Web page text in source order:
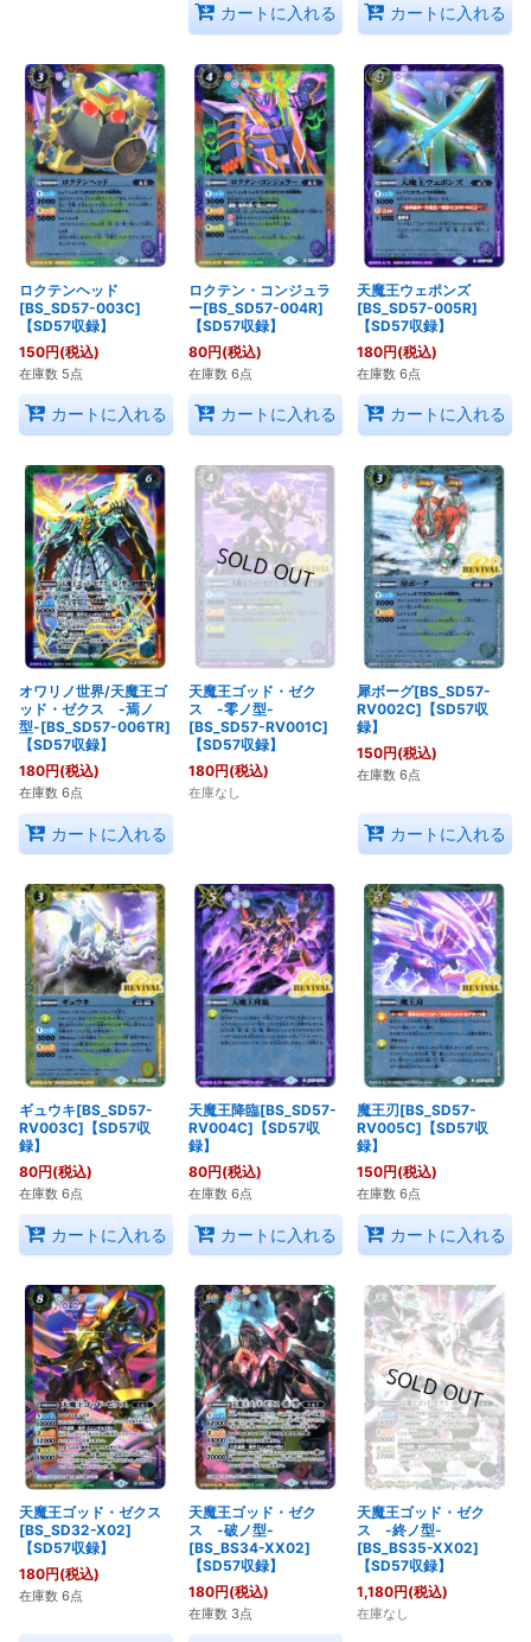
カートに入れる カートに入れる
ロクテンヘッド
[BS_SD57-003C]
【SD57収録】
150円(税込)
在庫数 5点
カートに入れる
ロクテン・コンジュラ
ー[BS_SD57-004R]
【SD57収録】
80円(税込)
在庫数 6点
カートに入れる
天魔王ウェポンズ
[BS_SD57-005R]
【SD57収録】
180円(税込)
在庫数 6点
カートに入れる
オワリノ世界/天魔王ゴ
ッド・ゼクス -焉ノ
型-[BS_SD57-006TR]
【SD57収録】
180円(税込)
在庫数 6点
カートに入れる
天魔王ゴッド・ゼク
ス -零ノ型-
[BS_SD57-RV001C]
【SD57収録】
180円(税込)
在庫なし
犀ボーグ[BS_SD57-
RV002C]【SD57収
録】
150円(税込)
在庫数 6点
カートに入れる
ギュウキ[BS_SD57-
RV003C]【SD57収
録】
80円(税込)
在庫数 6点
カートに入れる
天魔王降臨[BS_SD57-
RV004C]【SD57収
録】
80円(税込)
在庫数 6点
カートに入れる
魔王刃[BS_SD57-
RV005C]【SD57収
録】
150円(税込)
在庫数 6点
カートに入れる
天魔王ゴッド・ゼクス
[BS_SD32-X02]
【SD57収録】
180円(税込)
在庫数 6点
天魔王ゴッド・ゼク
ス -破ノ型-
[BS_BS34-XX02]
【SD57収録】
180円(税込)
在庫数 3点
天魔王ゴッド・ゼク
ス -終ノ型-
[BS_BS35-XX02]
【SD57収録】
1,180円(税込)
在庫なし